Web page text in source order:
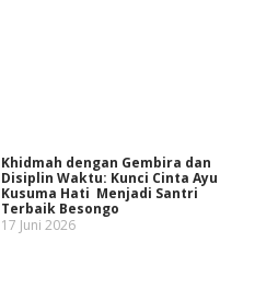
Khidmah dengan Gembira dan
Disiplin Waktu: Kunci Cinta Ayu
Kusuma Hati Menjadi Santri
Terbaik Besongo
17 Juni 2026